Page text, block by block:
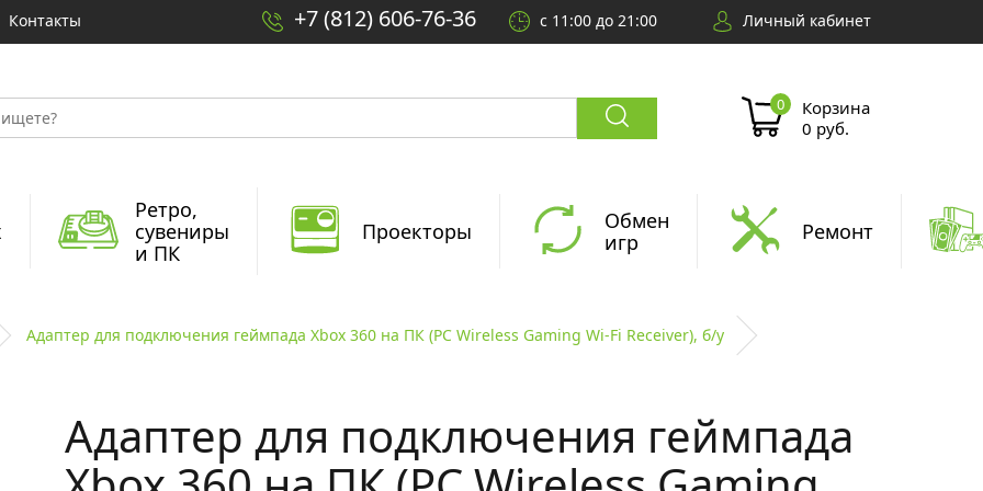
Контакты +7 (812) 606-76-36 с 11:00 до 21:00 Личный кабинет
Корзина
0 руб.
Ретро,
сувениры
и ПК
Проекторы
Обмен
игр
Ремонт
Адаптер для подключения геймпада Xbox 360 на ПК (PC Wireless Gaming Wi-Fi Receiver), б/у
Адаптер для подключения геймпада